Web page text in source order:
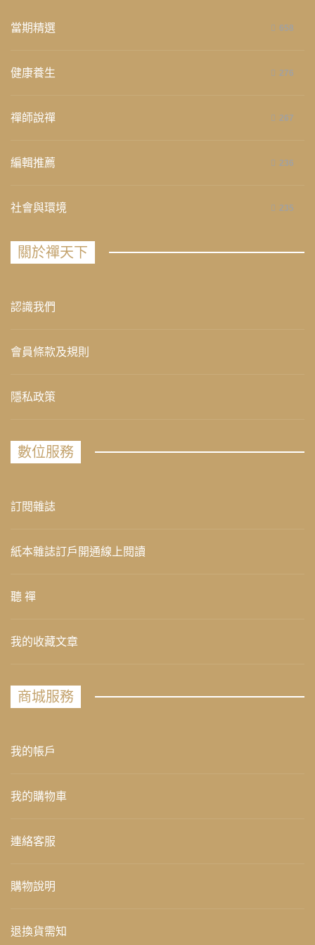
當期精選 658
健康養生 276
禪師說禪 267
編輯推薦 236
社會與環境 235
關於禪天下
認識我們
會員條款及規則
隱私政策
數位服務
訂閱雜誌
紙本雜誌訂戶開通線上閱讀
聽 禪
我的收藏文章
商城服務
我的帳戶
我的購物車
連絡客服
購物說明
退換貨需知